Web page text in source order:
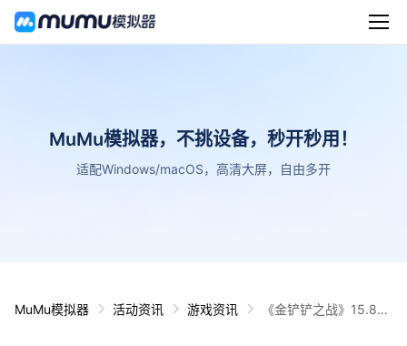
MuMu模拟器，不挑设备，秒开秒用！
适配Windows/macOS，高清大屏，自由多开
MuMu模拟器 活动资讯 游戏资讯
《金铲铲之战》15.8b